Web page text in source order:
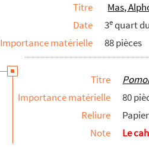
Titre
Mas,
Date
3equart
Importance matérielle
88 pièces
Titre
Importance matérielle
80
Reliure
Note
Le